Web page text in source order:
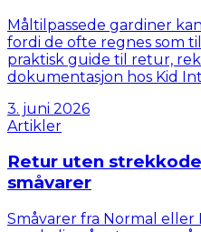
Måltilpassede gardiner
fordi de ofte regnes som
praktisk guide til retur,
dokumentasjon hos Kid
3. juni 2026
Artikler
Retur uten
småvarer
Småvarer fra Normal